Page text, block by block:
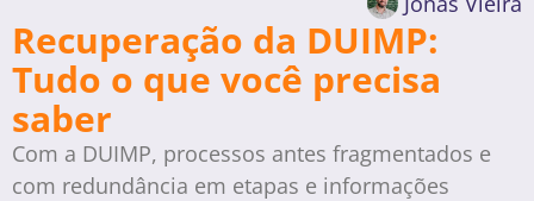
Recuperação da DUIMP:
Tudo o que você precisa
saber
Com a DUIMP, processos antes fragmentados e
com redundância em etapas e informações